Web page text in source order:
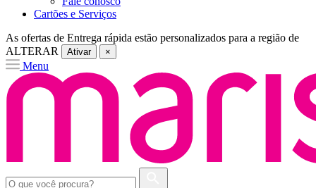
Cartões e Serviços
As ofertas de Entrega rápida estão personalizados para a região de
ALTERAR
Ativar ×
Menu